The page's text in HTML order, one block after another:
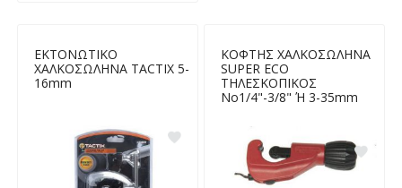
ΕΚΤΟΝΩΤΙΚΟ
ΧΑΛΚΟΣΩΛΗΝΑ TACTIX 5-
16mm
ΚΟΦΤΗΣ ΧΑΛΚΟΣΩΛΗΝΑ
SUPER ECO
ΤΗΛΕΣΚΟΠΙΚΟΣ
Νο1/4"-3/8" Ή 3-35mm